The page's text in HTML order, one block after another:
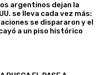
argentinos dejan la
se lleva cada vez más:
se dispararon y el
a un piso histórico